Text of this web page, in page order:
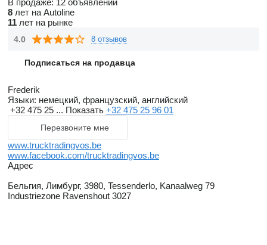
В продаже: 12 объявлений
8 лет на Autoline
11 лет на рынке
4.0 8 отзывов
Подписаться на продавца
Frederik
Языки: немецкий, французский, английский
+32 475 25 ... Показать +32 475 25 96 01
Перезвоните мне
www.trucktradingvos.be
www.facebook.com/trucktradingvos.be
Адрес
Бельгия, Лимбург, 3980, Tessenderlo, Kanaalweg 79
Industriezone Ravenshout 3027